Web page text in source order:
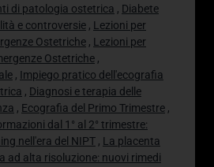
di patologia ostetrica , Diabete
e controversie , Lezioni per
Ostetriche , Lezioni per
Ostetriche ,
, Impiego pratico dell'ecografia
, Diagnosi e terapia delle
, Ecografia del Primo Trimestre ,
dal 1° al 2° trimestre:
nell'era del NIPT , La placenta
ad alta risoluzione: nuovi rimedi